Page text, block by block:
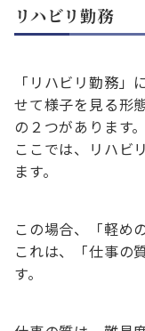
リハビリ勤務
「リハビリ勤務
せて様子を見る形
の２つがあります。
ここでは、リハビ
ます。
この場合、「軽め
これは、「仕事の
す。